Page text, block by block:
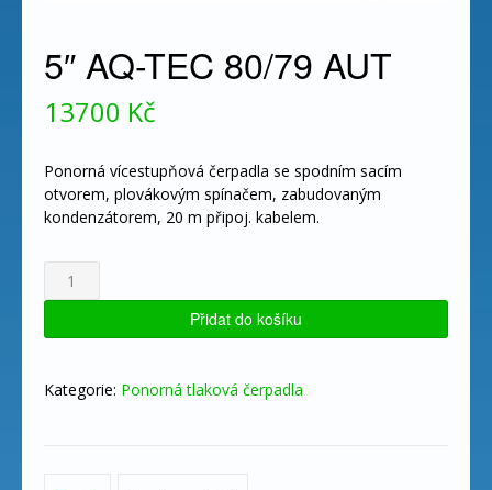
5″ AQ-TEC 80/79 AUT
13700 Kč
Ponorná vícestupňová čerpadla se spodním sacím
otvorem, plovákovým spínačem, zabudovaným
kondenzátorem, 20 m připoj. kabelem.
AQ-
80/79
množství
Přidat do košíku
Kategorie: Ponorná tlaková čerpadla